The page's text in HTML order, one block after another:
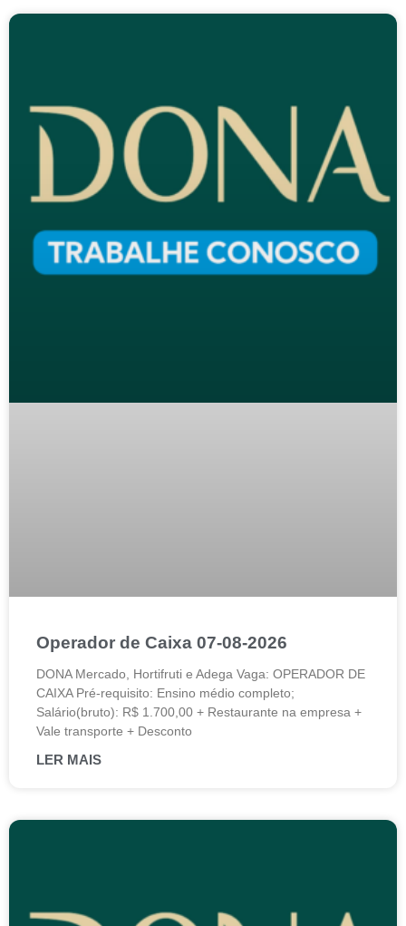
Operador de Caixa 07-08-2026
DONA Mercado, Hortifruti e Adega Vaga: OPERADOR DE
CAIXA Pré-requisito: Ensino médio completo;
Salário(bruto): R$ 1.700,00 + Restaurante na empresa +
Vale transporte + Desconto
LER MAIS